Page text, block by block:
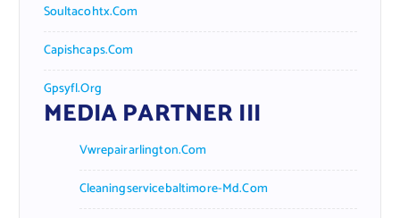
Soultacohtx.com
Capishcaps.com
Gpsyfl.org
MEDIA PARTNER III
Vwrepairarlington.com
Cleaningservicebaltimore-Md.com